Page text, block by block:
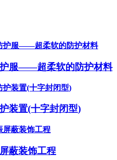
护服——超柔软的防护材料
装置(十字封闭型)
蔽装饰工程